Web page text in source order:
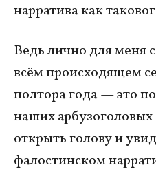
нарратива как
Ведь лично для меня
всём происходящем
полтора года — это
наших арбузоголовых
открыть голову и
фалостинском